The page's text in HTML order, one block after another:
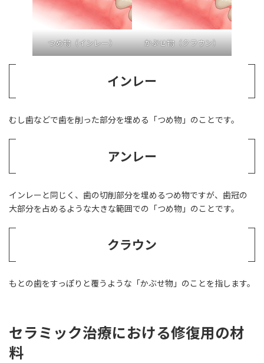
つめ物（インレー） かぶせ物（クラウン）
インレー
むし歯などで歯を削った部分を埋める「つめ物」のことです。
アンレー
インレーと同じく、歯の切削部分を埋めるつめ物ですが、歯冠の
大部分を占めるような大きな範囲での「つめ物」のことです。
クラウン
もとの歯をすっぽりと覆うような「かぶせ物」のことを指します。
セラミック治療における修復用の材
料